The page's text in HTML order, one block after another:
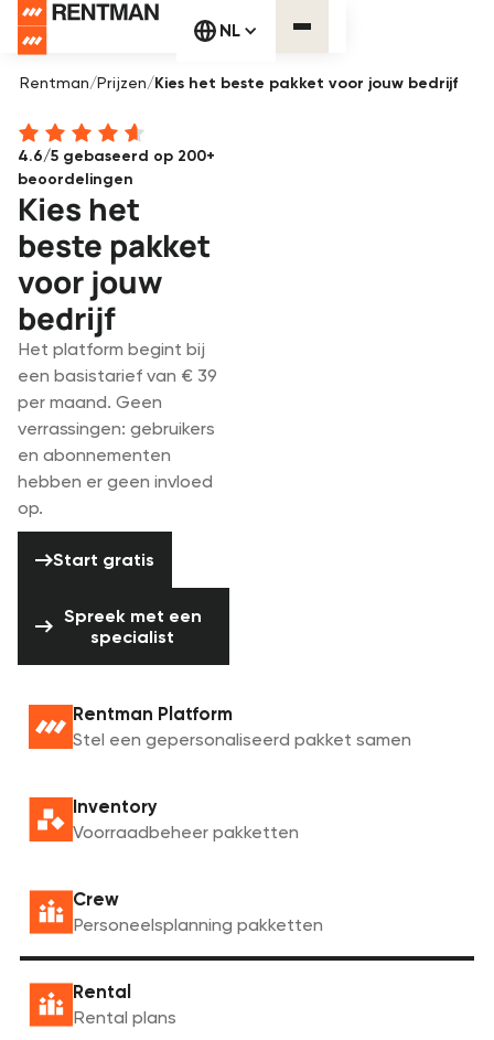
NL
Rentman/Prijzen/Kies het beste pakket voor jouw bedrijf
4.6/5 gebaseerd op 200+
beoordelingen
Kies het
beste pakket
voor jouw
bedrijf
Het platform begint bij
een basistarief van € 39
per maand. Geen
verrassingen: gebruikers
en abonnementen
hebben er geen invloed
op.
Start gratis
Spreek met een
specialist
Rentman Platform
Stel een gepersonaliseerd pakket samen
Inventory
Voorraadbeheer pakketten
Crew
Personeelsplanning pakketten
Rental
Rental plans